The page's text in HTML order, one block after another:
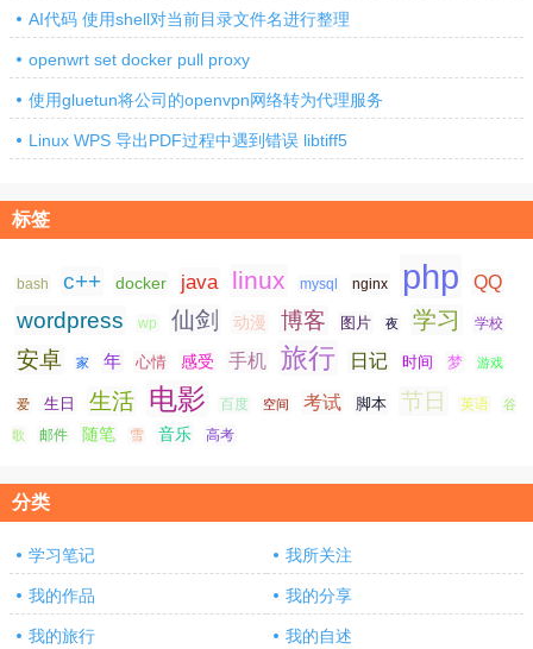
AI代码 使用shell对当前目录文件名进行整理
openwrt set docker pull proxy
使用gluetun将公司的openvpn网络转为代理服务
Linux WPS 导出PDF过程中遇到错误 libtiff5
标签
bash c++ docker java linux mysql nginx php QQ
wordpress wp 仙剑 动漫 博客 图片 夜 学习 学校
安卓 家 年 心情 感受 手机 旅行 日记 时间 梦 游戏
爱 生日 生活 电影 百度 空间 考试 脚本 节日 英语 谷
歌 邮件 随笔 雪 音乐 高考
分类
学习笔记 我所关注
我的作品 我的分享
我的旅行 我的自述